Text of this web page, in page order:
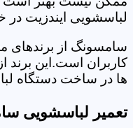
لباسشویی ایندزیت در
سامسونگ از برندهای
کاربران است.این برند
ها در ساخت دستگاه
تعمیر لباسشویی